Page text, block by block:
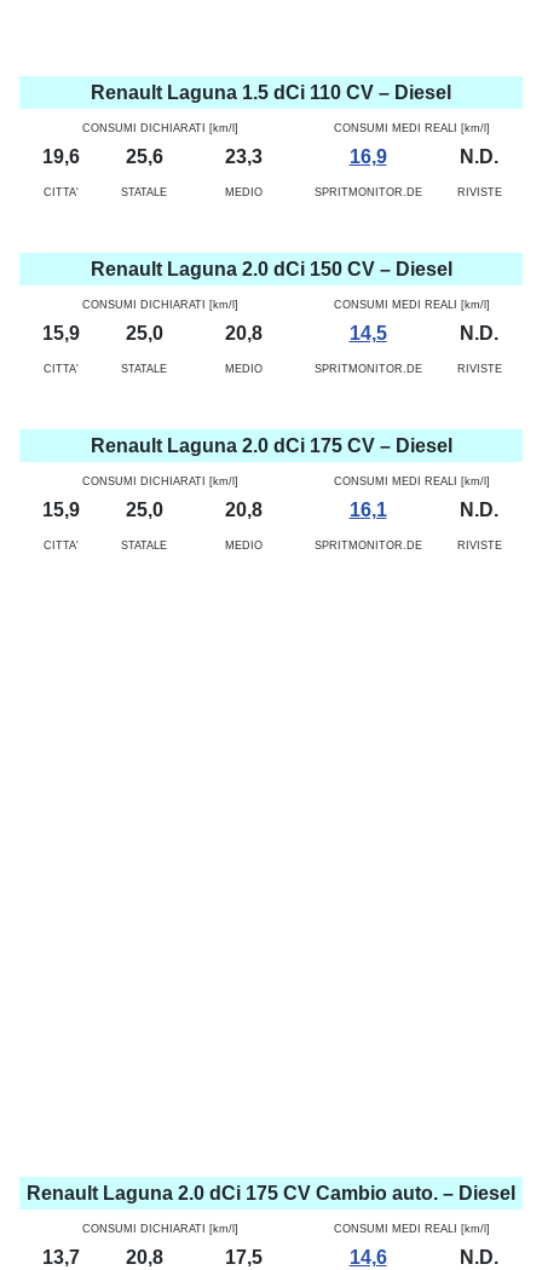
Renault Laguna 1.5 dCi 110 CV – Diesel
CONSUMI DICHIARATI [km/l] CONSUMI MEDI REALI [km/l]
19,6 25,6 23,3 16,9 N.D.
CITTA' STATALE MEDIO SPRITMONITOR.DE RIVISTE
Renault Laguna 2.0 dCi 150 CV – Diesel
CONSUMI DICHIARATI [km/l] CONSUMI MEDI REALI [km/l]
15,9 25,0 20,8 14,5 N.D.
CITTA' STATALE MEDIO SPRITMONITOR.DE RIVISTE
Renault Laguna 2.0 dCi 175 CV – Diesel
CONSUMI DICHIARATI [km/l] CONSUMI MEDI REALI [km/l]
15,9 25,0 20,8 16,1 N.D.
CITTA' STATALE MEDIO SPRITMONITOR.DE RIVISTE
Renault Laguna 2.0 dCi 175 CV Cambio auto. – Diesel
CONSUMI DICHIARATI [km/l] CONSUMI MEDI REALI [km/l]
13,7 20,8 17,5 14,6 N.D.